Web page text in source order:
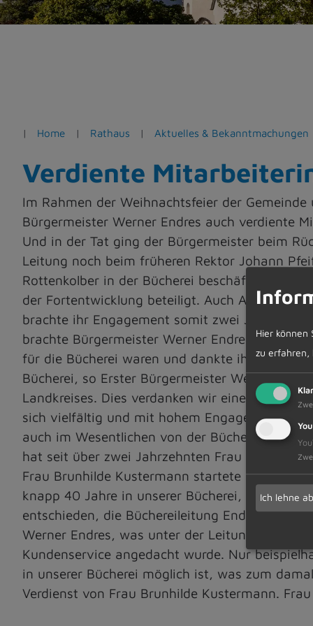
e
n
Home Rathaus Aktuelles & Bekanntmachungen
Verdiente
Im Rahmen der Weihnachtsfeier der
Bürgermeister Werner Endres auch verdiente
Und in der Tat ging der Bürgermeister beim
Leitung noch beim früheren Rektor Johann
Rottenkolber in der Bücherei beschäftigt und
der Fortentwicklung beteiligt. Auch Anni Koch
brachte ihr Engagement somit zwei
brachte Bürgermeister Werner Endres zum
für die Bücherei waren und dankte ihnen mit
Bücherei, so Erster Bürgermeister Werner
Landkreises. Dies verdanken wir einem Team,
sich vielfältig und mit hohem Engagement
auch im Wesentlichen von der Büchereileitung
hat seit über zwei Jahrzehnten Frau Brunhilde
Frau Brunhilde Kustermann startete in
knapp 40 Jahre in unserer Bücherei, darunter
entschieden, die Büchereileitung Ende Januar
Werner Endres, was unter der Leitung von
Kundenservice angedacht wurde. Nur
in unserer Bücherei möglich ist, was zum
Verdienst von Frau Brunhilde Kustermann.
Hier können
zu erfahren,
Ich lehne ab